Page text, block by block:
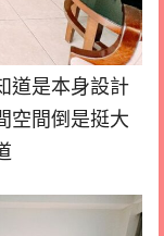
道是本身設計
空間倒是挺大